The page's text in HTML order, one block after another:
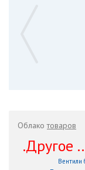
Облакотоваров
.Другое
Вентили